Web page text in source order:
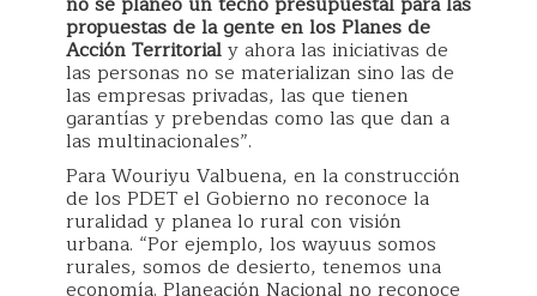
propuestas de la gente en los Planes de
Acción Territorialy ahora las iniciativas de
las personas no se materializan sino las de
las empresas privadas, las que tienen
garantías y prebendas como las que dan a
las multinacionales”.
Para Wouriyu Valbuena, en la construcción
de los PDET el Gobierno no reconoce la
ruralidad y planea lo rural con visión
urbana. “Por ejemplo, los wayuus somos
rurales, somos de desierto, tenemos una